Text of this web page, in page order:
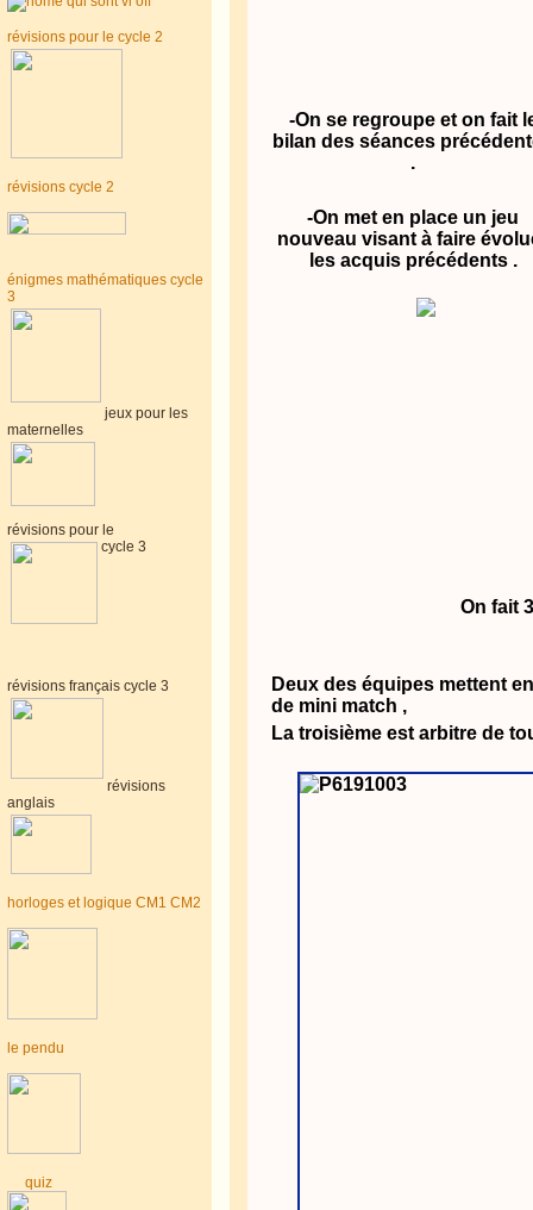
révisions pour le cycle 2
révisions cycle 2
énigmes mathématiques cycle
3
jeux pour les
maternelles
révisions pour le
cycle 3
révisions français cycle 3
révisions
anglais
horloges et logique CM1 CM2
le pendu
quiz
-On se regroupe et on fait
bilan des séances
.
-On met en place un jeu
nouveau visant à faire
les acquis précédents .
On fait
Deux des équipes mettent
de mini match ,
La troisième est arbitre de